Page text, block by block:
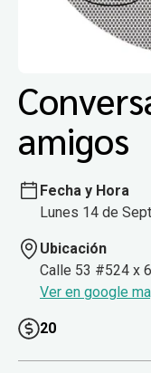
amigos
Fecha y Hora
Lunes 14 de
Ubicación
Calle 53 #524 x
Ver en google
20